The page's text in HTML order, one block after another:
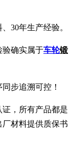
30年生产经验。
验确实属于车轮锻
步追溯可控！
证，所有产品都是
材料提供质保书